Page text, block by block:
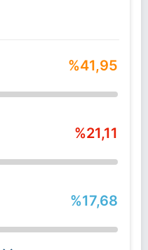
%41,95
%21,11
%17,68